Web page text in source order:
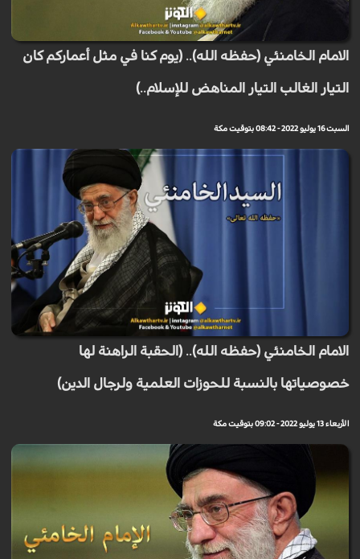
الامام الخامنئي (حفظه الله).. (يوم كنا في مثل أعماركم كان
التيار الغالب التيار المناهض للإسلام..)
السبت 16 يوليو 2022 - 08:42 بتوقيت مكة
الامام الخامنئي (حفظه الله).. (الحقبة الراهنة لها
خصوصياتها بالنسبة للحوزات العلمية ولرجال الدين)
الأربعاء 13 يوليو 2022 - 09:02 بتوقيت مكة